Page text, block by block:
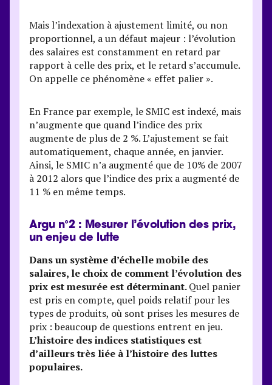
Mais l’indexation à ajustement limité, ou non
proportionnel, a un défaut majeur : l’évolution
des salaires est constamment en retard par
rapport à celle des prix, et le retard s’accumule.
On appelle ce phénomène « effet palier ».
En France par exemple, le SMIC est indexé, mais
n’augmente que quand l’indice des prix
augmente de plus de 2 %. L’ajustement se fait
automatiquement, chaque année, en janvier.
Ainsi, le SMIC n’a augmenté que de 10% de 2007
à 2012 alors que l’indice des prix a augmenté de
11 % en même temps.
Argu n°2 : Mesurer l’évolution des prix,
un enjeu de lutte
Dans un système d’échelle mobile des
salaires, le choix de comment l’évolution des
prix est mesurée est déterminant.Quel panier
est pris en compte, quel poids relatif pour les
types de produits, où sont prises les mesures de
prix : beaucoup de questions entrent en jeu.
L’histoire des indices statistiques est
d’ailleurs très liée à l’histoire des luttes
populaires.